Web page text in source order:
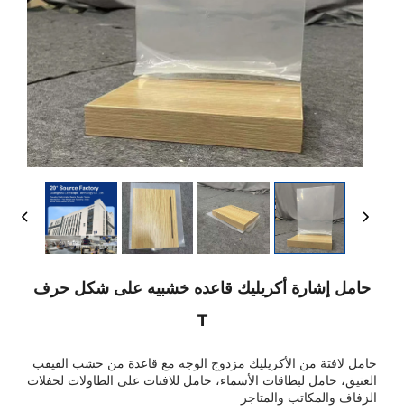
حامل إشارة أكريليك قاعده خشبيه على شكل حرف
حامل لافتة من الأكريليك مزدوج الوجه مع قاعدة من خشب القيقب
العتيق، حامل لبطاقات الأسماء، حامل للافتات على الطاولات لحفلات
الزفاف والمكاتب والمتاجر